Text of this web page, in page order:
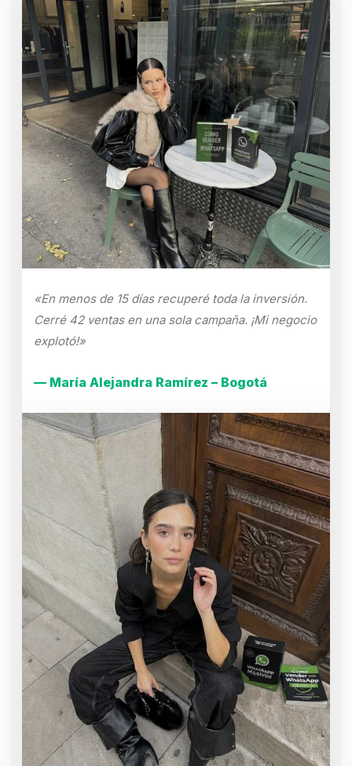
«En menos de 15 días recuperé toda la inversión.
Cerré 42 ventas en una sola campaña. ¡Mi negocio
explotó!»
— María Alejandra Ramírez – Bogotá